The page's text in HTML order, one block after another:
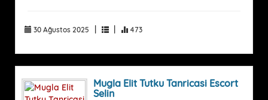
30 Ağustos 2025 | | 473
Mugla Elit Tutku Tanricasi Escort
Selin